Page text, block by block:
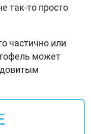
так-то просто
частично или
может